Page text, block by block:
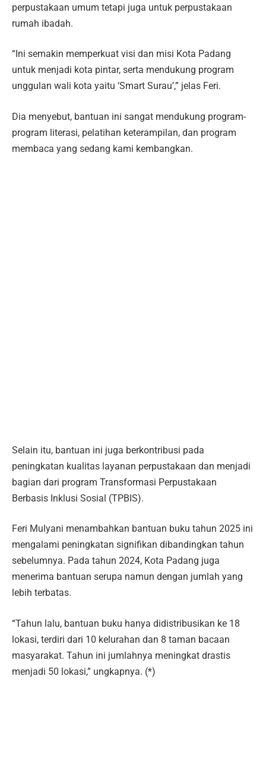
perpustakaan umum tetapi juga untuk perpustakaan
rumah ibadah.
“Ini semakin memperkuat visi dan misi Kota Padang
untuk menjadi kota pintar, serta mendukung program
unggulan wali kota yaitu ‘Smart Surau’,” jelas Feri.
Dia menyebut, bantuan ini sangat mendukung program-
program literasi, pelatihan keterampilan, dan program
membaca yang sedang kami kembangkan.
Selain itu, bantuan ini juga berkontribusi pada
peningkatan kualitas layanan perpustakaan dan menjadi
bagian dari program Transformasi Perpustakaan
Berbasis Inklusi Sosial (TPBIS).
Feri Mulyani menambahkan bantuan buku tahun 2025 ini
mengalami peningkatan signifikan dibandingkan tahun
sebelumnya. Pada tahun 2024, Kota Padang juga
menerima bantuan serupa namun dengan jumlah yang
lebih terbatas.
“Tahun lalu, bantuan buku hanya didistribusikan ke 18
lokasi, terdiri dari 10 kelurahan dan 8 taman bacaan
masyarakat. Tahun ini jumlahnya meningkat drastis
menjadi 50 lokasi,” ungkapnya. (*)